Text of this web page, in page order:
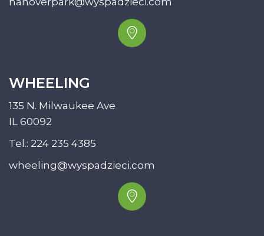
WHEELING
135 N. Milwaukee Ave
IL 60092
Tel.: 224 235 4385
wheeling@wyspadzieci.com